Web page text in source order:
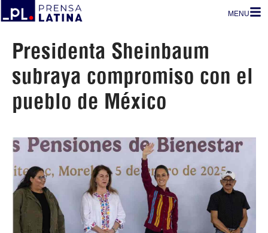
MENU
Presidenta Sheinbaum
subraya compromiso con el
pueblo de México